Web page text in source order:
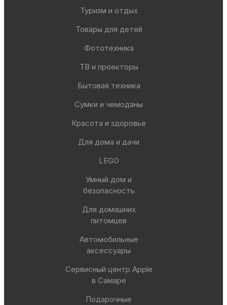
Туризм и отдых
Товары для детей
Фототехника
ТВ и проекторы
Бытовая техника
Сумки и чемоданы
Красота и здоровье
Для дома и дачи
LEGO
Умный дом и
безопасность
Для домашних
питомцев
Автомобильные
аксессуары
Сервисный центр Apple
в Самаре
Подарочные